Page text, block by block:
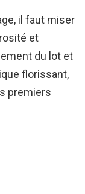
il faut miser
et
du lot et
florissant,
premiers